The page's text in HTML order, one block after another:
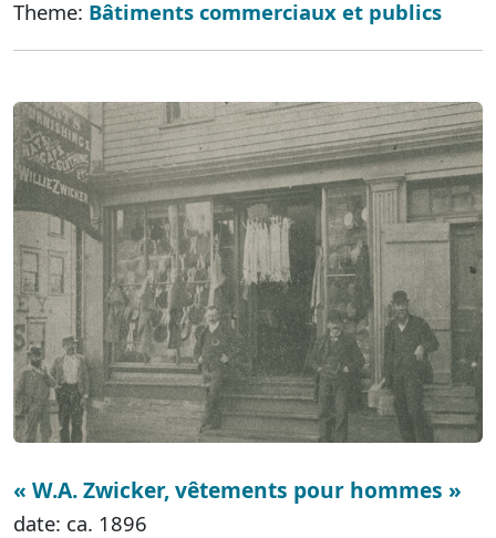
Theme: Bâtiments commerciaux et publics
« W.A. Zwicker, vêtements pour hommes »
date: ca. 1896